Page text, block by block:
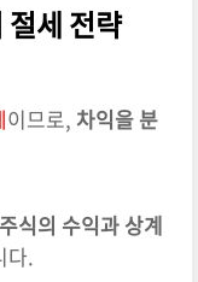
세 전략
이므로, 차익을 분
식의 수익과 상계
다.